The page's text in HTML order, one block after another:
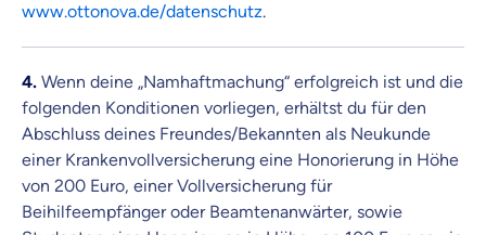
www.ottonova.de/datenschutz.
4. Wenn deine „Namhaftmachung“ erfolgreich ist und die
folgenden Konditionen vorliegen, erhältst du für den
Abschluss deines Freundes/Bekannten als Neukunde
einer Krankenvollversicherung eine Honorierung in Höhe
von 200 Euro, einer Vollversicherung für
Beihilfeempfänger oder Beamtenanwärter, sowie